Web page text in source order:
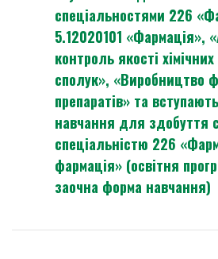
спеціальностями 226
5.12020101 «Фармація»,
контроль якості
сполук», «Виробництво
препаратів» та
навчання для здобуття
спеціальністю 226
фармація» (освітня
заочна форма навчання)